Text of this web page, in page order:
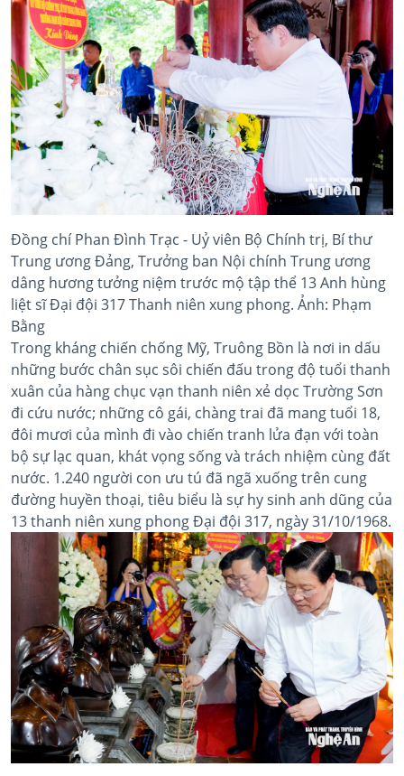
Đồng chí Phan Đình Trạc - Uỷ viên Bộ Chính trị, Bí thư
Trung ương Đảng, Trưởng ban Nội chính Trung ương
dâng hương tưởng niệm trước mộ tập thể 13 Anh hùng
liệt sĩ Đại đội 317 Thanh niên xung phong. Ảnh: Phạm
Bằng
Trong kháng chiến chống Mỹ, Truông Bồn là nơi in dấu
những bước chân sục sôi chiến đấu trong độ tuổi thanh
xuân của hàng chục vạn thanh niên xẻ dọc Trường Sơn
đi cứu nước; những cô gái, chàng trai đã mang tuổi 18,
đôi mươi của mình đi vào chiến tranh lửa đạn với toàn
bộ sự lạc quan, khát vọng sống và trách nhiệm cùng đất
nước. 1.240 người con ưu tú đã ngã xuống trên cung
đường huyền thoại, tiêu biểu là sự hy sinh anh dũng của
13 thanh niên xung phong Đại đội 317, ngày 31/10/1968.